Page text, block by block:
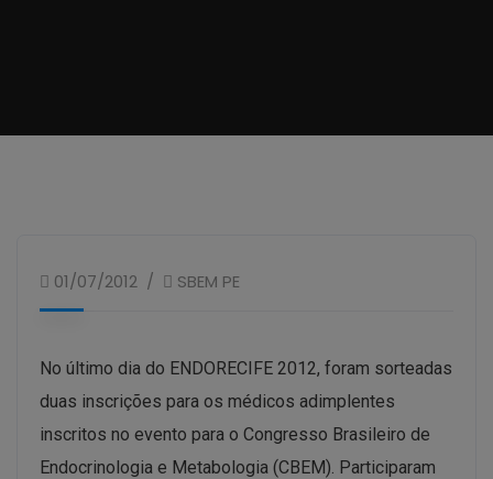
01/07/2012 SBEM PE
No último dia do ENDORECIFE 2012, foram sorteadas
duas inscrições para os médicos adimplentes
inscritos no evento para o Congresso Brasileiro de
Endocrinologia e Metabologia (CBEM). Participaram